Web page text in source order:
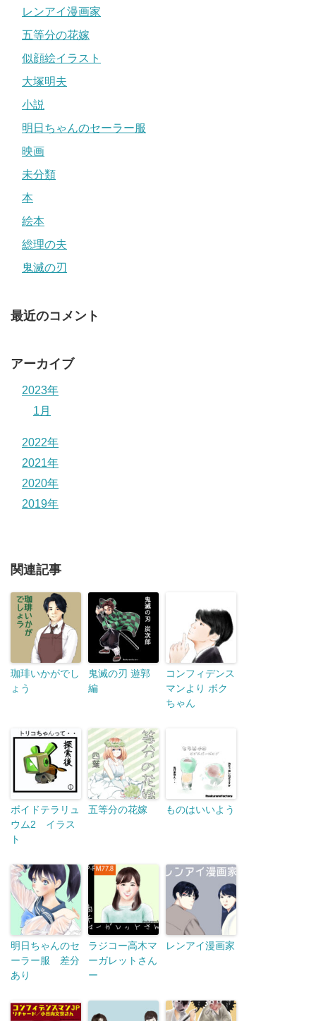
レンアイ漫画家
五等分の花嫁
似顔絵イラスト
大塚明夫
小説
明日ちゃんのセーラー服
映画
未分類
本
絵本
総理の夫
鬼滅の刃
最近のコメント
アーカイブ
2023年
1月
2022年
2021年
2020年
2019年
関連記事
珈琲いかがでし
ょう
鬼滅の刃 遊郭
編
コンフィデンス
マンより ボク
ちゃん
ボイドテラリュ
ウム2 イラス
ト
五等分の花嫁 ものはいいよう
明日ちゃんのセ
ーラー服 差分
あり
ラジコー高木マ
ーガレットさん
ー
レンアイ漫画家